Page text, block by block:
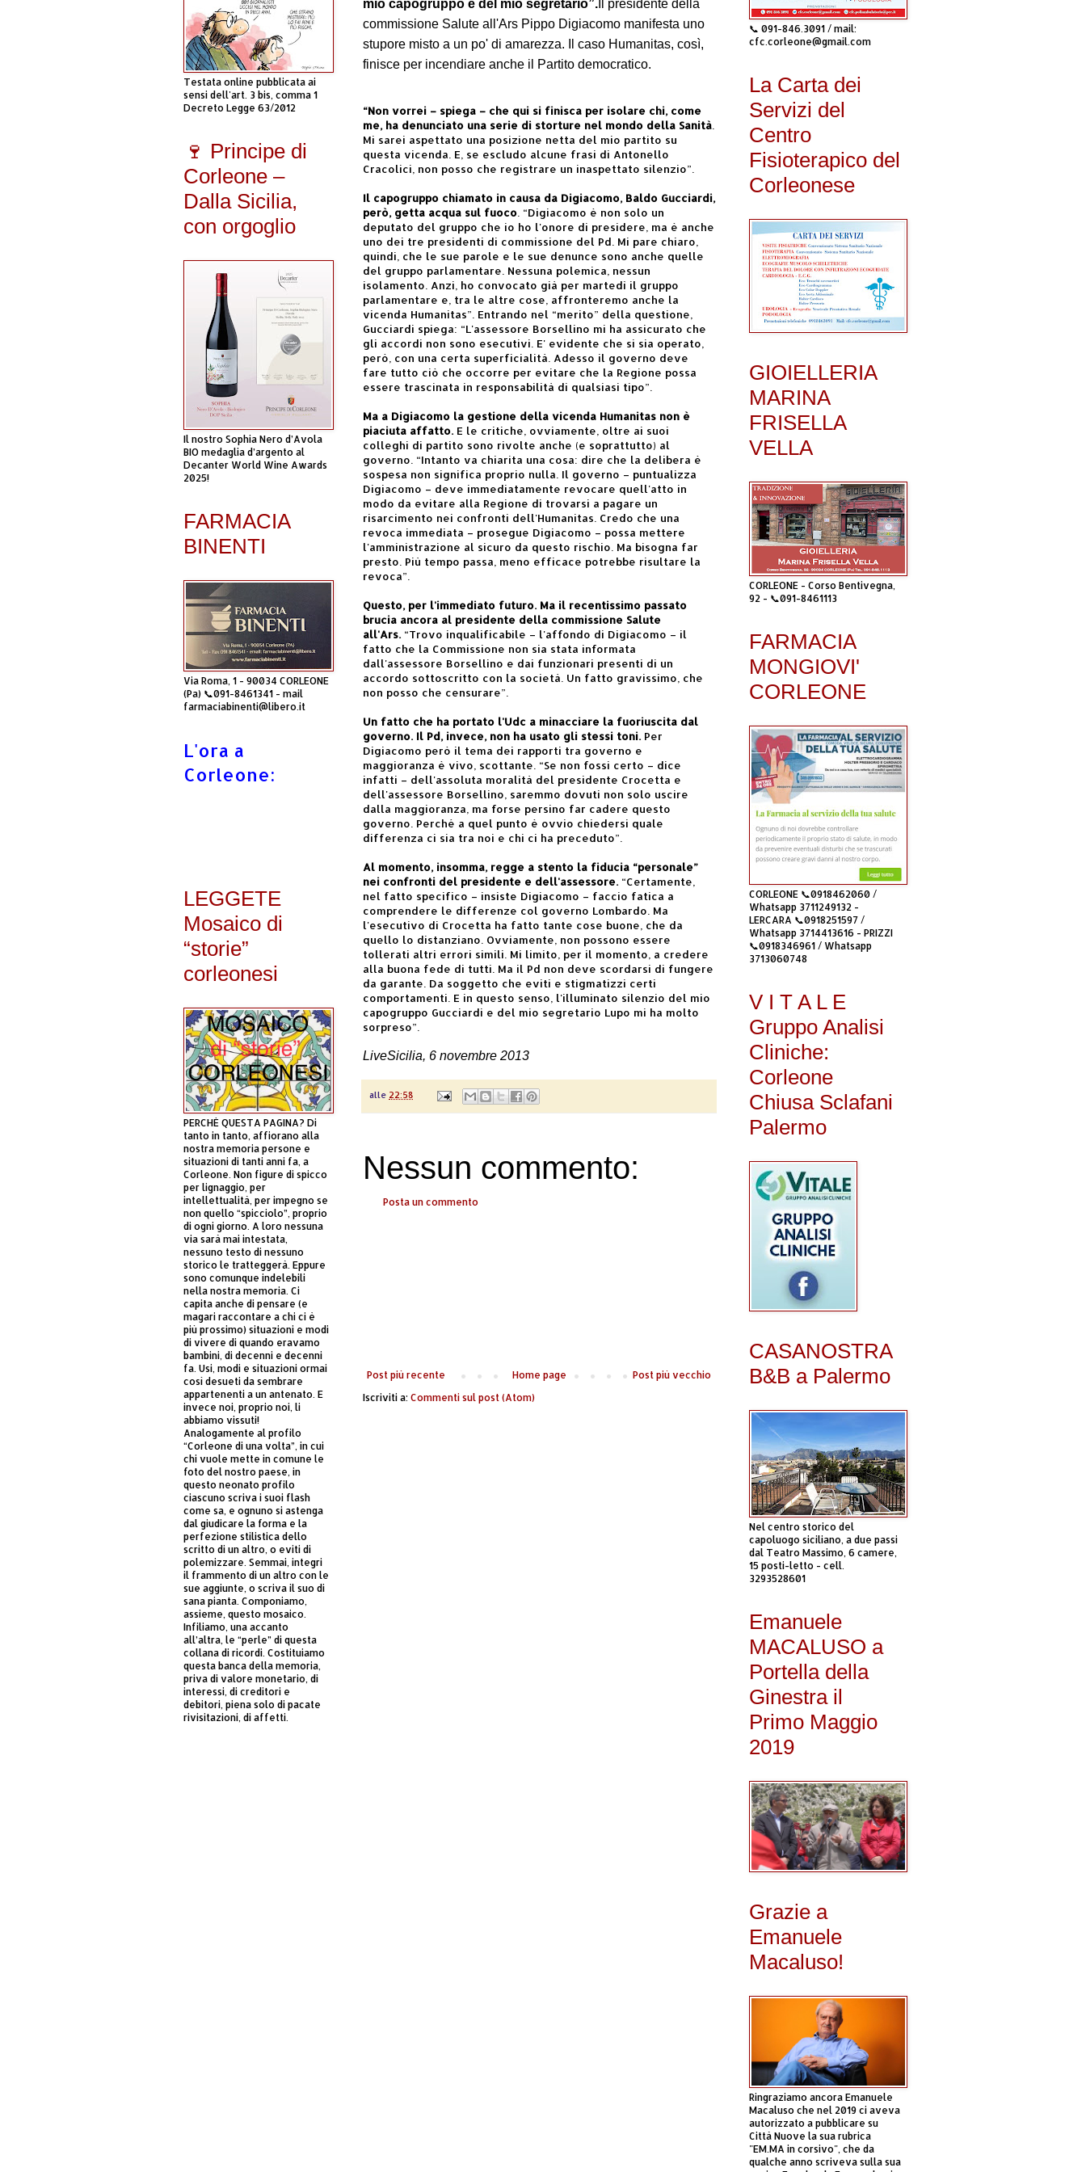
mio capogruppo e del mio segretario”. Il presidente della
commissione Salute all'Ars Pippo Digiacomo manifesta uno
stupore misto a un po' di amarezza. Il caso Humanitas, così,
finisce per incendiare anche il Partito democratico.
“Non vorrei – spiega – che qui si finisca per isolare chi, come
me, ha denunciato una serie di storture nel mondo della Sanità
Mi sarei aspettato una posizione netta del mio partito su
questa vicenda. E, se escludo alcune frasi di Antonello
Cracolici, non posso che registrare un inaspettato silenzio”.
Il capogruppo chiamato in causa da Digiacomo, Baldo Gucciardi,
però, getta acqua sul fuoco . “Digiacomo è non solo un
deputato del gruppo che io ho l'onore di presidere, ma è anche
uno dei tre presidenti di commissione del Pd. Mi pare chiaro,
quindi, che le sue parole e le sue denunce sono anche quelle
del gruppo parlamentare. Nessuna polemica, nessun
isolamento. Anzi, ho convocato già per martedì il gruppo
parlamentare e, tra le altre cose, affronteremo anche la
vicenda Humanitas”. Entrando nel “merito” della questione,
Gucciardi spiega: “L'assessore Borsellino mi ha assicurato che
gli accordi non sono esecutivi. E' evidente che si sia operato,
però, con una certa superficialità. Adesso il governo deve
fare tutto ciò che occorre per evitare che la Regione possa
essere trascinata in responsabilità di qualsiasi tipo”.
Ma a Digiacomo la gestione della vicenda Humanitas non è
piaciuta affatto. E le critiche, ovviamente, oltre ai suoi
colleghi di partito sono rivolte anche (e soprattutto) al
governo. “Intanto va chiarita una cosa: dire che la delibera è
sospesa non significa proprio nulla. Il governo – puntualizza
Digiacomo – deve immediatamente revocare quell'atto in
modo da evitare alla Regione di trovarsi a pagare un
risarcimento nei confronti dell'Humanitas. Credo che una
revoca immediata – prosegue Digiacomo – possa mettere
l'amministrazione al sicuro da questo rischio. Ma bisogna far
presto. Più tempo passa, meno efficace potrebbe risultare la
revoca”.
Questo, per l'immediato futuro. Ma il recentissimo passato
brucia ancora al presidente della commissione Salute
all'Ars. “Trovo inqualificabile – l'affondo di Digiacomo – il
fatto che la Commissione non sia stata informata
dall'assessore Borsellino e dai funzionari presenti di un
accordo sottoscritto con la società. Un fatto gravissimo, che
non posso che censurare”.
Un fatto che ha portato l'Udc a minacciare la fuoriuscita dal
governo. Il Pd, invece, non ha usato gli stessi toni. Per
Digiacomo però il tema dei rapporti tra governo e
maggioranza è vivo, scottante. “Se non fossi certo – dice
infatti – dell'assoluta moralità del presidente Crocetta e
dell'assessore Borsellino, saremmo dovuti non solo uscire
dalla maggioranza, ma forse persino far cadere questo
governo. Perché a quel punto è ovvio chiedersi quale
differenza ci sia tra noi e chi ci ha preceduto”.
Al momento, insomma, regge a stento la fiducia “personale”
nei confronti del presidente e dell'assessore. “Certamente,
nel fatto specifico – insiste Digiacomo – faccio fatica a
comprendere le differenze col governo Lombardo. Ma
l'esecutivo di Crocetta ha fatto tante cose buone, che da
quello lo distanziano. Ovviamente, non possono essere
tollerati altri errori simili. Mi limito, per il momento, a credere
alla buona fede di tutti. Ma il Pd non deve scordarsi di fungere
da garante. Da soggetto che eviti e stigmatizzi certi
comportamenti. E in questo senso, l'illuminato silenzio del mio
capogruppo Gucciardi e del mio segretario Lupo mi ha molto
sorpreso”.
LiveSicilia, 6 novembre 2013
alle 22:58
Nessun commento:
Posta un commento
Post più recente Post più vecchio
Home page
Iscriviti a: Commenti sul post (Atom)
Testata online pubblicata ai
sensi dell'art. 3 bis, comma 1
Decreto Legge 63/2012
🍷 Principe di
Corleone –
Dalla Sicilia,
con orgoglio
Il nostro Sophia Nero d’Avola
BIO medaglia d’argento al
Decanter World Wine Awards
2025!
FARMACIA
BINENTI
Via Roma, 1 - 90034 CORLEONE
(Pa) 📞091-8461341 - mail
farmaciabinenti@libero.it
L'ora a
Corleone:
LEGGETE
Mosaico di
“storie”
corleonesi
PERCHÈ QUESTA PAGINA? Di
tanto in tanto, affiorano alla
nostra memoria persone e
situazioni di tanti anni fa, a
Corleone. Non figure di spicco
per lignaggio, per
intellettualità, per impegno se
non quello “spicciolo”, proprio
di ogni giorno. A loro nessuna
via sarà mai intestata,
nessuno testo di nessuno
storico le tratteggerà. Eppure
sono comunque indelebili
nella nostra memoria. Ci
capita anche di pensare (e
magari raccontare a chi ci è
più prossimo) situazioni e modi
di vivere di quando eravamo
bambini, di decenni e decenni
fa. Usi, modi e situazioni ormai
così desueti da sembrare
appartenenti a un antenato. E
invece noi, proprio noi, li
abbiamo vissuti!
Analogamente al profilo
“Corleone di una volta”, in cui
chi vuole mette in comune le
foto del nostro paese, in
questo neonato profilo
ciascuno scriva i suoi flash
come sa, e ognuno si astenga
dal giudicare la forma e la
perfezione stilistica dello
scritto di un altro, o eviti di
polemizzare. Semmai, integri
il frammento di un altro con le
sue aggiunte, o scriva il suo di
sana pianta. Componiamo,
assieme, questo mosaico.
Infiliamo, una accanto
all’altra, le “perle” di questa
collana di ricordi. Costituiamo
questa banca della memoria,
priva di valore monetario, di
interessi, di creditori e
debitori, piena solo di pacate
rivisitazioni, di affetti.
📞 091-846.3091 / mail:
cfc.corleone@gmail.com
La Carta dei
Servizi del
Centro
Fisioterapico del
Corleonese
GIOIELLERIA
MARINA
FRISELLA
VELLA
CORLEONE - Corso Bentivegna,
92 - 📞091-8461113
FARMACIA
MONGIOVI'
CORLEONE
CORLEONE 📞0918462060 /
Whatsapp 3711249132 -
LERCARA 📞0918251597 /
Whatsapp 3714413616 - PRIZZI
📞0918346961 / Whatsapp
3713060748
V I T A L E
Gruppo Analisi
Cliniche:
Corleone
Chiusa Sclafani
Palermo
CASANOSTRA
B&B a Palermo
Nel centro storico del
capoluogo siciliano, a due passi
dal Teatro Massimo, 6 camere,
15 posti-letto - cell.
3293528601
Emanuele
MACALUSO a
Portella della
Ginestra il
Primo Maggio
2019
Grazie a
Emanuele
Macaluso!
Ringraziamo ancora Emanuele
Macaluso che nel 2019 ci aveva
autorizzato a pubblicare su
Città Nuove la sua rubrica
"EM.MA in corsivo", che da
qualche anno scriveva sulla sua